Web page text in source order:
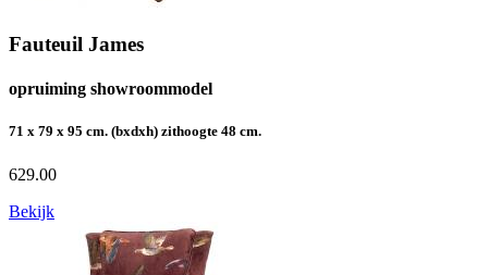
Fauteuil James
opruiming showroommodel
71 x 79 x 95 cm. (bxdxh) zithoogte 48 cm.
629.00
Bekijk